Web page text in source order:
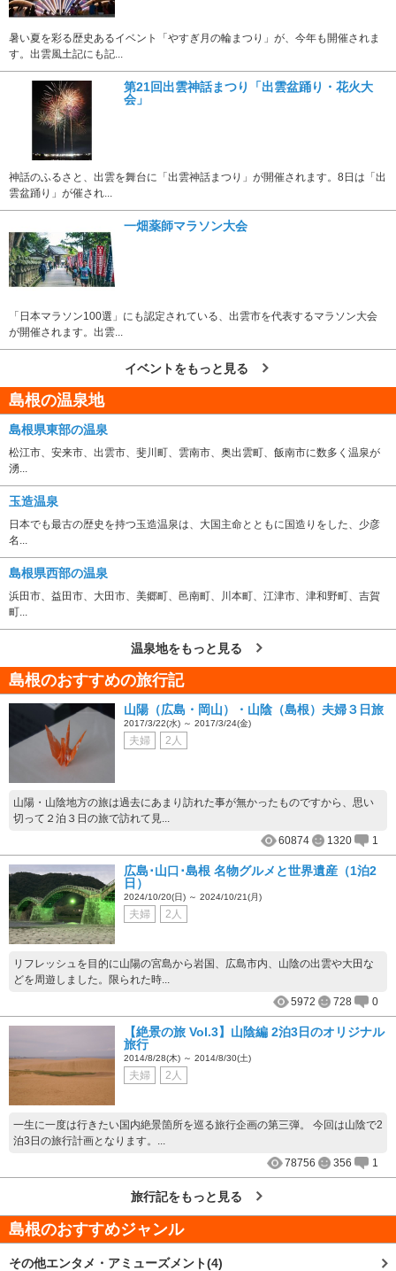
暑い夏を彩る歴史あるイベント「やすぎ月の輪まつり」が、今年も開催されま
す。出雲風土記にも記...
第21回出雲神話まつり「出雲盆踊り・花火大
会」
神話のふるさと、出雲を舞台に「出雲神話まつり」が開催されます。8日は「出
雲盆踊り」が催され...
一畑薬師マラソン大会
「日本マラソン100選」にも認定されている、出雲市を代表するマラソン大会
が開催されます。出雲...
イベントをもっと見る
島根の温泉地
島根県東部の温泉
松江市、安来市、出雲市、斐川町、雲南市、奥出雲町、飯南市に数多く温泉が
湧...
玉造温泉
日本でも最古の歴史を持つ玉造温泉は、大国主命とともに国造りをした、少彦
名...
島根県西部の温泉
浜田市、益田市、大田市、美郷町、邑南町、川本町、江津市、津和野町、吉賀
町...
温泉地をもっと見る
島根のおすすめの旅行記
山陽（広島・岡山）・山陰（島根）夫婦３日旅
2017/3/22(水) ～ 2017/3/24(金)
夫婦 2人
山陽・山陰地方の旅は過去にあまり訪れた事が無かったものですから、思い
切って２泊３日の旅で訪れて見...
60874
1320 1
広島･山口･島根 名物グルメと世界遺産（1泊2
日）
2024/10/20(日) ～ 2024/10/21(月)
夫婦 2人
リフレッシュを目的に山陽の宮島から岩国、広島市内、山陰の出雲や大田な
どを周遊しました。限られた時...
5972
728 0
【絶景の旅 Vol.3】山陰編 2泊3日のオリジナル
旅行
2014/8/28(木) ～ 2014/8/30(土)
夫婦 2人
一生に一度は行きたい国内絶景箇所を巡る旅行企画の第三弾。 今回は山陰で2
泊3日の旅行計画となります。...
78756
356 1
旅行記をもっと見る
島根のおすすめジャンル
その他エンタメ・アミューズメント(4)